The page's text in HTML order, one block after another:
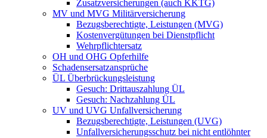
Zusatzversicherungen (auch KKTG)
MV und MVG Militärversicherung
Bezugsberechtigte, Leistungen (MVG)
Kostenvergütungen bei Dienstpflicht
Wehrpflichtersatz
OH und OHG Opferhilfe
Schadensersatzansprüche
ÜL Überbrückungsleistung
Gesuch: Drittauszahlung ÜL
Gesuch: Nachzahlung ÜL
UV und UVG Unfallversicherung
Bezugsberechtigte, Leistungen (UVG)
Unfallversicherungsschutz bei nicht entlöhnter